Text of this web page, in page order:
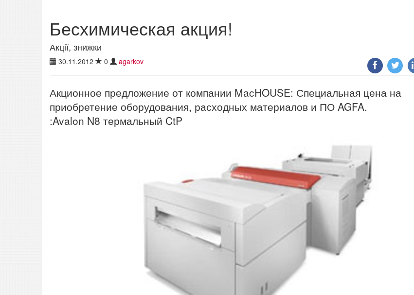
Бесхимическая акция!
Акції, знижки
30.11.2012 0 agarkov
Акционное предложение от компании MacHOUSE: Специальная цена на
приобретение оборудования, расходных материалов и ПО AGFA.
:Avalon N8 термальный CtP